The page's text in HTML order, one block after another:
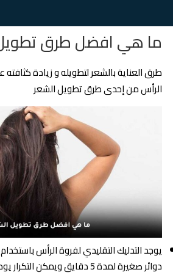
ما هي افضل طرق
طرق العناية بالشعر لتطويله و زيادة
الرأس من إحدى طرق تطويل الشعر
يوجد التدليك التقليدي لفروة الرأس
دوائر صغيرة لمدة 5 دقايق ويمكن التكرار يوميا.